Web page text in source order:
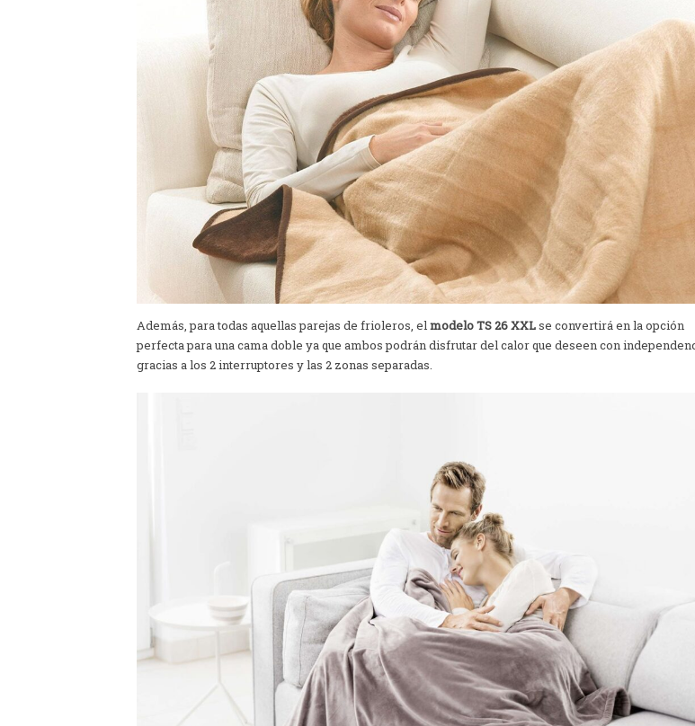
Además, para todas aquellas parejas de frioleros, elmodelo TS 26 XXLse convertirá en la opción
perfecta para una cama doble ya que ambos podrán disfrutar del calor que deseen con
gracias a los 2 interruptores y las 2 zonas separadas.